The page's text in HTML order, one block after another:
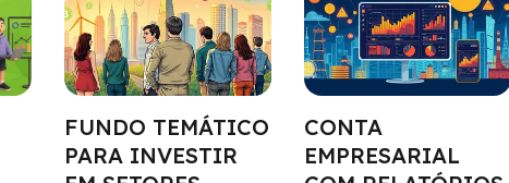
FUNDO TEMÁTICO
PARA INVESTIR
CONTA
EMPRESARIAL